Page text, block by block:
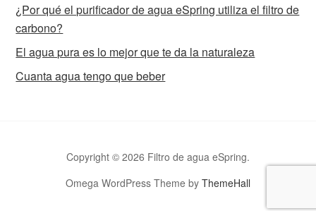
¿Por qué el purificador de agua eSpring utiliza el filtro de
carbono?
El agua pura es lo mejor que te da la naturaleza
Cuanta agua tengo que beber
Copyright © 2026 Filtro de agua eSpring.
Omega WordPress Theme by ThemeHall